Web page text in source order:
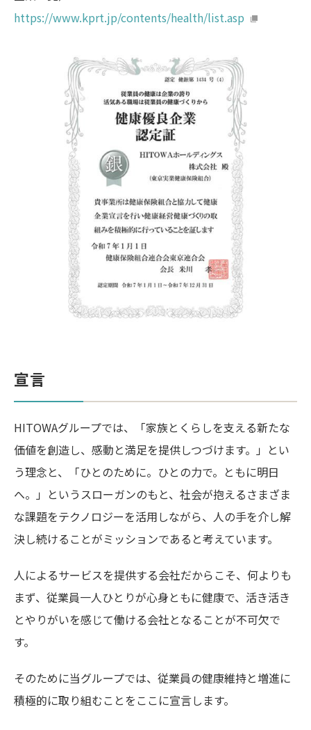
https://www.kprt.jp/contents/health/list.asp
宣言
HITOWAグループでは、「家族とくらしを支える新たな
価値を創造し、感動と満足を提供しつづけます。」とい
う理念と、「ひとのために。ひとの力で。ともに明日
へ。」というスローガンのもと、社会が抱えるさまざま
な課題をテクノロジーを活用しながら、人の手を介し解
決し続けることがミッションであると考えています。
人によるサービスを提供する会社だからこそ、何よりも
まず、従業員一人ひとりが心身ともに健康で、活き活き
とやりがいを感じて働ける会社となることが不可欠で
す。
そのために当グループでは、従業員の健康維持と増進に
積極的に取り組むことをここに宣言します。